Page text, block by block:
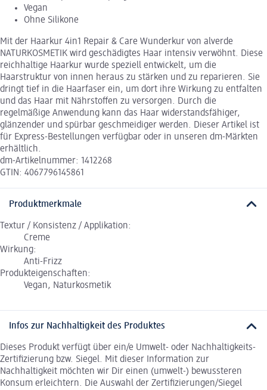
Vegan
Ohne Silikone
Mit der Haarkur 4in1 Repair & Care Wunderkur von alverde
NATURKOSMETIK wird geschädigtes Haar intensiv verwöhnt. Diese
reichhaltige Haarkur wurde speziell entwickelt, um die
Haarstruktur von innen heraus zu stärken und zu reparieren. Sie
dringt tief in die Haarfaser ein, um dort ihre Wirkung zu entfalten
und das Haar mit Nährstoffen zu versorgen. Durch die
regelmäßige Anwendung kann das Haar widerstandsfähiger,
glänzender und spürbar geschmeidiger werden. Dieser Artikel ist
für Express-Bestellungen verfügbar oder in unseren dm-Märkten
erhältlich.
dm-Artikelnummer: 1412268
GTIN: 4067796145861
Produktmerkmale
Textur / Konsistenz / Applikation:
Creme
Wirkung:
Anti-Frizz
Produkteigenschaften:
Vegan, Naturkosmetik
Infos zur Nachhaltigkeit des Produktes
Dieses Produkt verfügt über ein/e Umwelt- oder Nachhaltigkeits-
Zertifizierung bzw. Siegel. Mit dieser Information zur
Nachhaltigkeit möchten wir Dir einen (umwelt-) bewussteren
Konsum erleichtern. Die Auswahl der Zertifizierungen/Siegel